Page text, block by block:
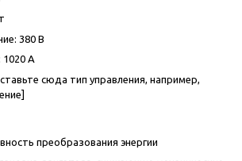
380 В
А
сюда тип управления, например,
преобразования энергии